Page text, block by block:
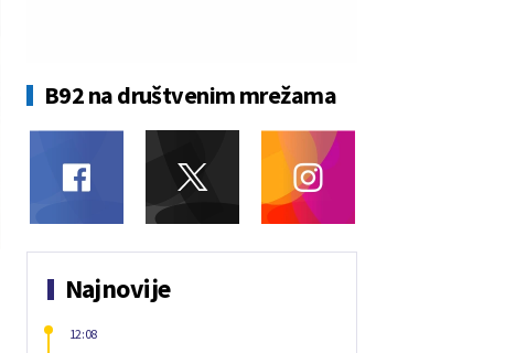
B92 na društvenim mrežama
Najnovije
12:08